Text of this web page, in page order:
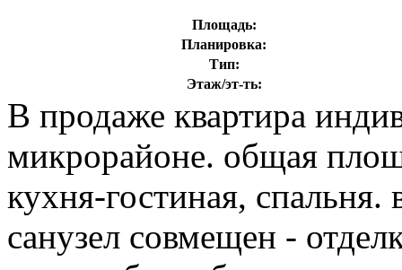
Площадь:
Планировка:
Тип:
Этаж/эт-ть:
В продаже квартира
микрорайоне. общая
кухня-гостиная,
санузел совмещен -